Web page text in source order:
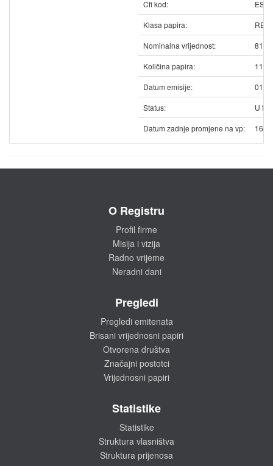
Cfi kod:
Klasa papira:
Nominalna vrijednost:
81.50
Količina papira:
Datum emisije:
Status:
U
Datum zadnje promjene na vp:
O Registru
Profil firme
Misija i vizija
Radno vrijeme
Neradni dani
Pregledi
Pregledi emitenata
Brisani vrijednosni papiri
Otvorena društva
Značajni postotci
Vrijednosni papiri
Statistike
Statistike
Struktura vlasništva
Struktura prijenosa